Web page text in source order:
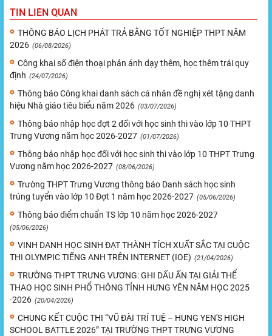
TIN LIÊN QUAN
THÔNG BÁO LỊCH PHÁT TRẢ BẰNG TỐT NGHIỆP THPT NĂM
2026 (06/08/2026)
Công khai số điện thoại phản ánh dạy thêm, học thêm trái quy
định (24/07/2026)
Thông báo Công khai danh sách cá nhân đề nghị xét tặng danh
hiệu Nhà giáo tiêu biểu năm 2026 (03/07/2026)
Thông báo nhập học đợt 2 đối với học sinh thi vào lớp 10 THPT
Trưng Vương năm học 2026-2027 (01/07/2026)
Thông báo nhập học đối với học sinh thi vào lớp 10 THPT Trưng
Vương năm học 2026-2027 (08/06/2026)
Trường THPT Trưng Vương thông báo Danh sách học sinh
trúng tuyển vào lớp 10 Đợt 1 năm học 2026-2027 (05/06/2026)
Thông báo điểm chuẩn TS lớp 10 năm học 2026-2027
(05/06/2026)
VINH DANH HỌC SINH ĐẠT THÀNH TÍCH XUẤT SẮC TẠI CUỘC
THI OLYMPIC TIẾNG ANH TRÊN INTERNET (IOE) (21/04/2026)
TRƯỜNG THPT TRƯNG VƯƠNG: GHI DẤU ẤN TẠI GIẢI THỂ
THAO HỌC SINH PHỔ THÔNG TỈNH HƯNG YÊN NĂM HỌC 2025
-2026 (20/04/2026)
CHUNG KẾT CUỘC THI “VŨ ĐÀI TRÍ TUỆ – HUNG YEN'S HIGH
SCHOOL BATTLE 2026” TẠI TRƯỜNG THPT TRƯNG VƯƠNG